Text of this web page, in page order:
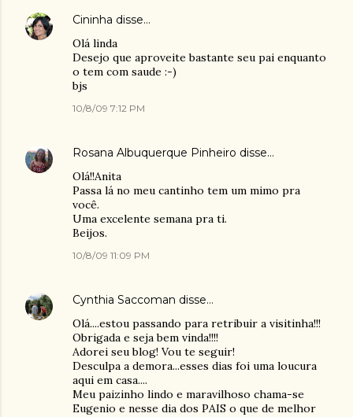
Cininha disse…
Olá linda
Desejo que aproveite bastante seu pai enquanto
o tem com saude :-)
bjs
10/8/09 7:12 PM
Rosana Albuquerque Pinheiro disse…
Olá!!Anita
Passa lá no meu cantinho tem um mimo pra
você.
Uma excelente semana pra ti.
Beijos.
10/8/09 11:09 PM
Cynthia Saccoman disse…
Olá....estou passando para retribuir a visitinha!!!
Obrigada e seja bem vinda!!!!
Adorei seu blog! Vou te seguir!
Desculpa a demora...esses dias foi uma loucura
aqui em casa....
Meu paizinho lindo e maravilhoso chama-se
Eugenio e nesse dia dos PAIS o que de melhor